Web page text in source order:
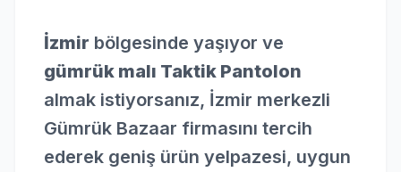
İzmir bölgesinde yaşıyor ve
gümrük malı Taktik Pantolon
almak istiyorsanız, İzmir merkezli
Gümrük Bazaar firmasını tercih
ederek geniş ürün yelpazesi, uygun